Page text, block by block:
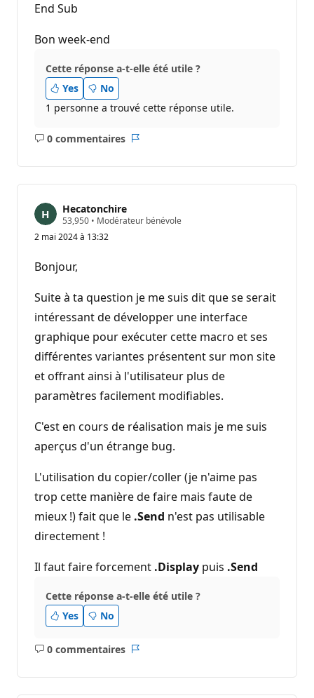
End Sub
Bon week-end
Cette réponse a-t-elle été utile ?
Yes
No
1 personne a trouvé cette réponse utile.
0 commentaires
Aucun
Hecatonchire
53,950 P
i
e
r
é
p
u
a
i
n
• Modérateur bénévole
2 mai 2024 à 13:32
Bonjour,
Suite à ta question je me suis dit que se serait
intéressant de développer une interface
graphique pour exécuter cette macro et ses
différentes variantes présentent sur mon site
et offrant ainsi à l'utilisateur plus de
paramètres facilement modifiables.
C'est en cours de réalisation mais je me suis
aperçus d'un étrange bug.
L'utilisation du copier/coller (je n'aime pas
trop cette manière de faire mais faute de
mieux !) fait que le .Send n'est pas utilisable
directement !
Il faut faire forcement .Display puis .Send
Cette réponse a-t-elle été utile ?
Yes
No
0 commentaires
Aucun